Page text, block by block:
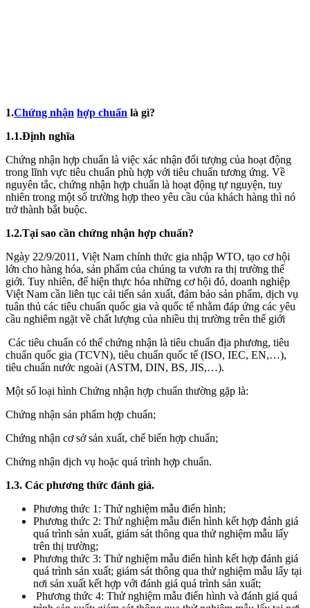
1.Chứng nhận hợp chuẩn là gì?
1.1.Định nghĩa
Chứng nhận hợp chuẩn là việc xác nhận đối tượng của hoạt động
trong lĩnh vực tiêu chuẩn phù hợp với tiêu chuẩn tương ứng. Về
nguyên tắc, chứng nhận hợp chuẩn là hoạt động tự nguyện, tuy
nhiên trong một số trường hợp theo yêu cầu của khách hàng thì nó
trở thành bắt buộc.
1.2.Tại sao cần chứng nhận hợp chuẩn?
Ngày 22/9/2011, Việt Nam chính thức gia nhập WTO, tạo cơ hội
lớn cho hàng hóa, sản phẩm của chúng ta vươn ra thị trường thế
giới. Tuy nhiên, để hiện thực hóa những cơ hội đó, doanh nghiệp
Việt Nam cần liên tục cải tiến sản xuất, đảm bảo sản phẩm, dịch vụ
tuân thủ các tiêu chuẩn quốc gia và quốc tế nhằm đáp ứng các yêu
cầu nghiêm ngặt về chất lượng của nhiều thị trường trên thế giới
Các tiêu chuẩn có thể chứng nhận là tiêu chuẩn địa phương, tiêu
chuẩn quốc gia (TCVN), tiêu chuẩn quốc tế (ISO, IEC, EN,…),
tiêu chuẩn nước ngoài (ASTM, DIN, BS, JIS,…).
Một số loại hình Chứng nhận hợp chuẩn thường gặp là:
Chứng nhận sản phẩm hợp chuẩn;
Chứng nhận cơ sở sản xuất, chế biến hợp chuẩn;
Chứng nhận dịch vụ hoặc quá trình hợp chuẩn.
1.3. Các phương thức đánh giá.
Phương thức 1: Thử nghiệm mẫu điển hình;
Phương thức 2: Thử nghiệm mẫu điển hình kết hợp đánh giá
quá trình sản xuất, giám sát thông qua thử nghiệm mẫu lấy
trên thị trường;
Phương thức 3: Thử nghiệm mẫu điển hình kết hợp đánh giá
quá trình sản xuất; giám sát thông qua thử nghiệm mẫu lấy tại
nơi sản xuất kết hợp với đánh giá quá trình sản xuất;
Phương thức 4: Thử nghiệm mẫu điển hình và đánh giá quá